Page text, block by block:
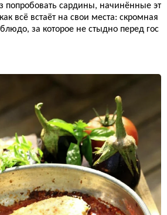
попробовать сардины, начинённые эт
всё встаёт на свои места: скромная
за которое не стыдно перед гос